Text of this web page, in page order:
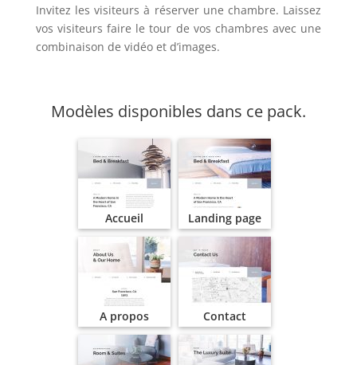
Invitez les visiteurs à réserver une chambre. Laissez
vos visiteurs faire le tour de vos chambres avec une
combinaison de vidéo et d’images.
Modèles disponibles dans ce pack.
Accueil Landing page
A propos Contact